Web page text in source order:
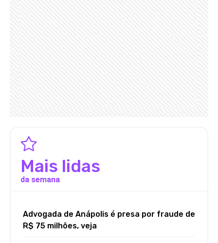
Mais lidas
da semana
Advogada de Anápolis é presa por fraude de
R$ 75 milhões, veja